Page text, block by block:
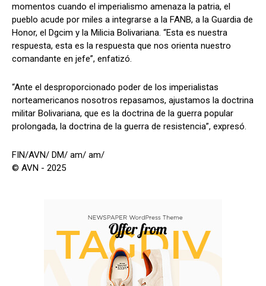
momentos cuando el imperialismo amenaza la patria, el
pueblo acude por miles a integrarse a la FANB, a la Guardia de
Honor, el Dgcim y la Milicia Bolivariana. “Esta es nuestra
respuesta, esta es la respuesta que nos orienta nuestro
comandante en jefe”, enfatizó.
“Ante el desproporcionado poder de los imperialistas
norteamericanos nosotros repasamos, ajustamos la doctrina
militar Bolivariana, que es la doctrina de la guerra popular
prolongada, la doctrina de la guerra de resistencia”, expresó.
FIN/AVN/ DM/ am/ am/
© AVN - 2025